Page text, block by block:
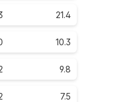
21.4
10.3
9.8
7.5